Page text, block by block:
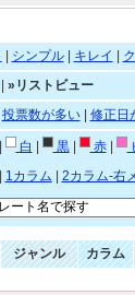
シンプル| キレイ
»リストビュー
投票数が多い| 修正日
白 黒| 赤|
1カラム 2カラム-右
ジャンル カラム